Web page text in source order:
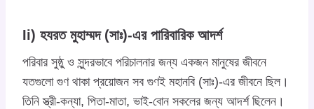
Ii) হযরত মুহাম্মদ (সাঃ)-এর পারিবারিক আদর্শ
পরিবার সুষ্ঠু ও সুন্দরভাবে পরিচালনার জন্য একজন মানুষের জীবনে
যতগুলো গুণ থাকা প্রয়োজন সব গুণই মহানবি (সাঃ)-এর জীবনে ছিল।
তিনি স্ত্রী-কন্যা, পিতা-মাতা, ভাই-বোন সকলের জন্য আদর্শ ছিলেন।